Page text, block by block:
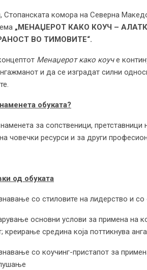
Стопанската комора на Северна
„МЕНАЏЕРОТ КАКО КОУЧ –
ВО ТИМОВИТЕ“.
Менаџерот како коуче
и да се изградат силни
обуката?
за сопственици,
човечки ресурси и за други
од обуката
со стиловите на лидерство и со
основни услови за примена на
креирање средина која поттикнува
со коучинг-пристапот за